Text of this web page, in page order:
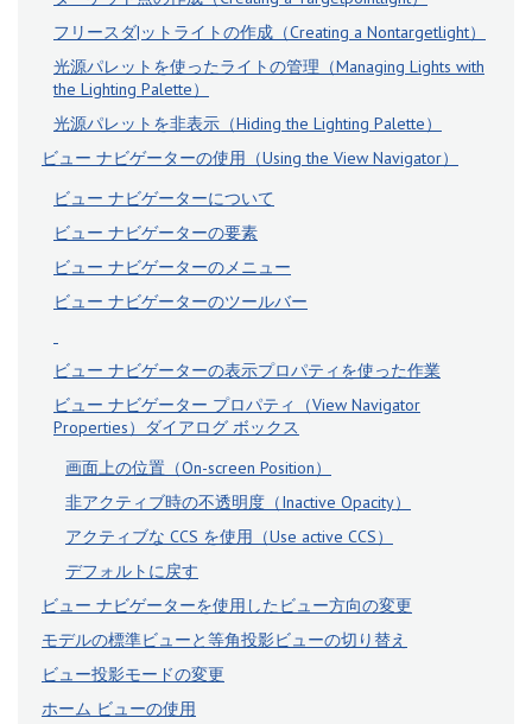
フリースダ|ットライトの作成（Creating a Nontargetlight）
光源パレットを使ったライトの管理（Managing Lights with
the Lighting Palette）
光源パレットを非表示（Hiding the Lighting Palette）
ビュー ナビゲーターの使用（Using the View Navigator）
ビュー ナビゲーターについて
ビュー ナビゲーターの要素
ビュー ナビゲーターのメニュー
ビュー ナビゲーターのツールバー
ビュー ナビゲーターの表示プロパティを使った作業
ビュー ナビゲーター プロパティ（View Navigator
Properties）ダイアログ ボックス
画面上の位置（On-screen Position）
非アクティブ時の不透明度（Inactive Opacity）
アクティブな CCS を使用（Use active CCS）
デフォルトに戻す
ビュー ナビゲーターを使用したビュー方向の変更
モデルの標準ビューと等角投影ビューの切り替え
ビュー投影モードの変更
ホーム ビューの使用